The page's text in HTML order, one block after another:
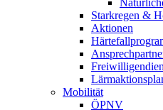
Starkregen &
Aktionen
Mobilität
ÖPNV